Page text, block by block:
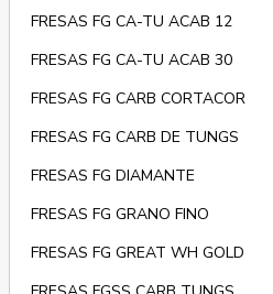
FRESAS FG CA-TU ACAB 12
FRESAS FG CA-TU ACAB 30
FRESAS FG CARB CORTACOR
FRESAS FG CARB DE TUNGS
FRESAS FG DIAMANTE
FRESAS FG GRANO FINO
FRESAS FG GREAT WH GOLD